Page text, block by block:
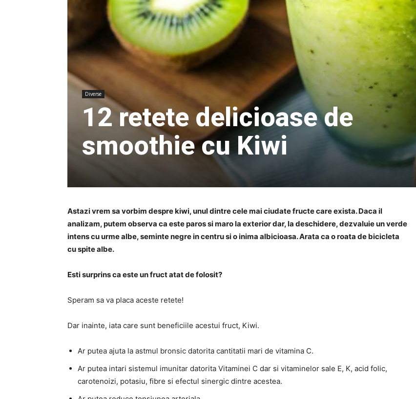
Diverse
12 retete delicioase de
smoothie cu Kiwi
Astazi vrem sa vorbim despre kiwi, unul dintre cele mai ciudate fructe care exista. Daca il
analizam, putem observa ca este paros si maro la exterior dar, la deschidere, dezvaluie un verde
intens cu urme albe, seminte negre in centru si o inima albicioasa. Arata ca o roata de bicicleta
cu spite albe.
Esti surprins ca este un fruct atat de folosit?
Speram sa va placa aceste retete!
Dar inainte, iata care sunt beneficiile acestui fruct, Kiwi.
Ar putea ajuta la astmul bronsic datorita cantitatii mari de vitamina C.
Ar putea intari sistemul imunitar datorita Vitaminei C dar si vitaminelor sale E, K, acid folic,
carotenoizi, potasiu, fibre si efectul sinergic dintre acestea.